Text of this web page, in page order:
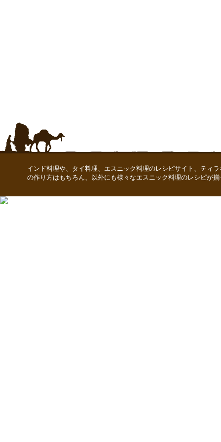
インド料理や、タイ料理、エスニック料理のレシピサイト、ティ
の作り方はもちろん、以外にも様々なエスニック料理のレシピが